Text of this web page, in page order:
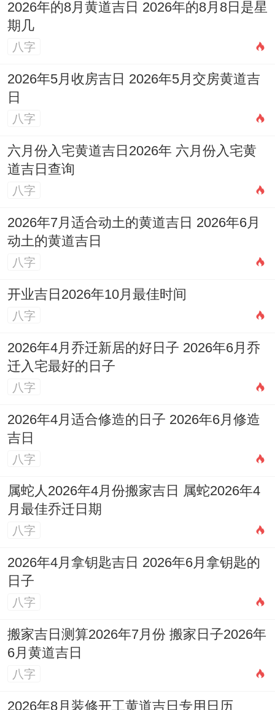
2026年的8月黄道吉日 2026年的8月8日是星
期几
八字
2026年5月收房吉日 2026年5月交房黄道吉
日
八字
六月份入宅黄道吉日2026年 六月份入宅黄
道吉日查询
八字
2026年7月适合动土的黄道吉日 2026年6月
动土的黄道吉日
八字
开业吉日2026年10月最佳时间
八字
2026年4月乔迁新居的好日子 2026年6月乔
迁入宅最好的日子
八字
2026年4月适合修造的日子 2026年6月修造
吉日
八字
属蛇人2026年4月份搬家吉日 属蛇2026年4
月最佳乔迁日期
八字
2026年4月拿钥匙吉日 2026年6月拿钥匙的
日子
八字
搬家吉日测算2026年7月份 搬家日子2026年
6月黄道吉日
八字
2026年8月装修开工黄道吉日专用日历